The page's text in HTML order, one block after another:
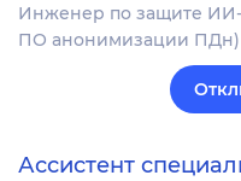
Инженер по защите ИИ-
ПО анонимизации ПДн)
Ассистент